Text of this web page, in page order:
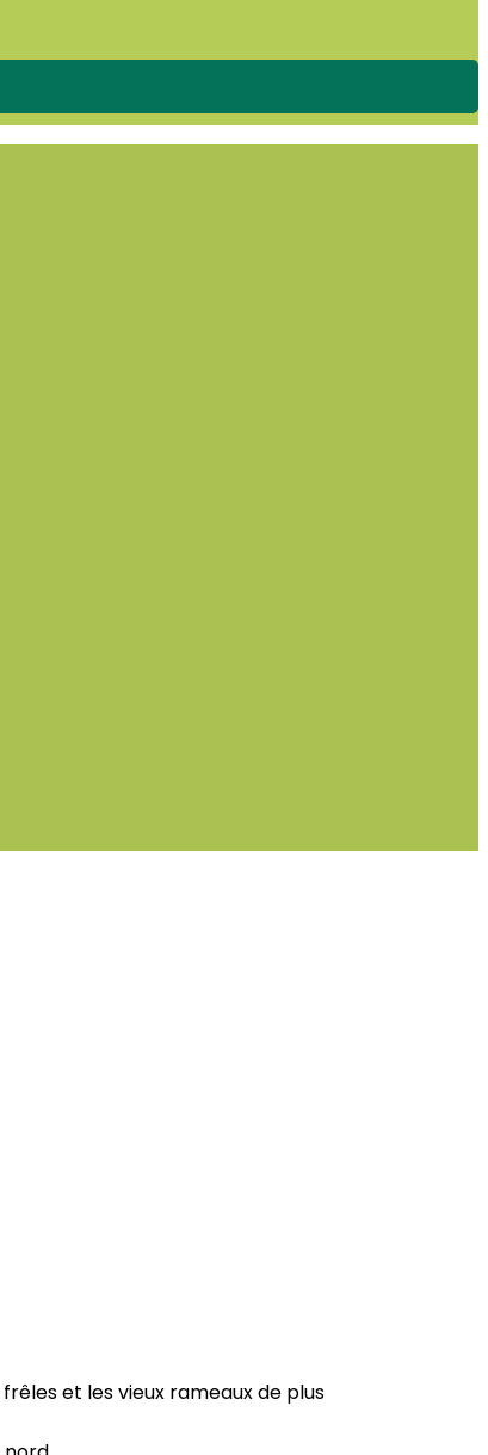
et les vieux rameaux de plus